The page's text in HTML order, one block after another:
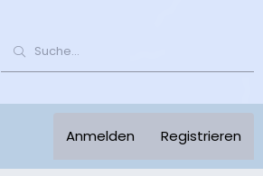
Anmelden Registrieren